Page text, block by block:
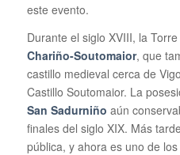
este evento.
Durante el siglo XVIII, la
Chariño-Soutomaior, que
castillo medieval cerca de
Castillo Soutomaior. La
San Sadurniño aún
finales del siglo XIX. Más
pública, y ahora es uno de